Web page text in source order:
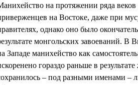
на протяжении ряда
на Востоке, даже при
однако оно было
монгольских завоеваний. В
Западе манихейство как
гораздо раньше в
– под разными именами –